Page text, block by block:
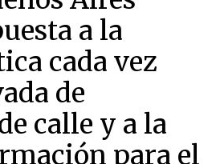
a la
cada vez
de
calle y a la
para el